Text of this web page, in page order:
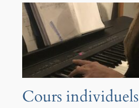
Cours individuels